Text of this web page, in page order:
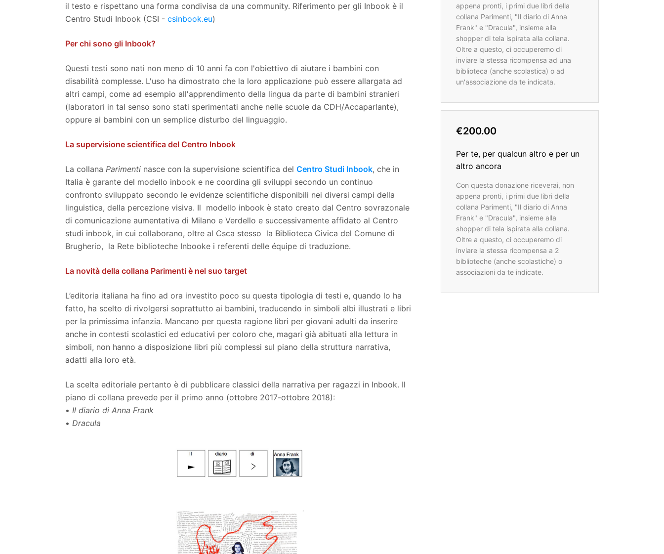
il testo e rispettano una forma condivisa da una community. Riferimento per gli Inbook è il
Centro Studi Inbook (CSI - csinbook.eu)
Per chi sono gli Inbook?
Questi testi sono nati non meno di 10 anni fa con l'obiettivo di aiutare i bambini con
disabilità complesse. L'uso ha dimostrato che la loro applicazione può essere allargata ad
altri campi, come ad esempio all'apprendimento della lingua da parte di bambini stranieri
(laboratori in tal senso sono stati sperimentati anche nelle scuole da CDH/Accaparlante),
oppure ai bambini con un semplice disturbo del linguaggio.
La supervisione scientifica del Centro Inbook
La collana Parimenti nasce con la supervisione scientifica del Centro Studi Inbook, che in
Italia è garante del modello inbook e ne coordina gli sviluppi secondo un continuo
confronto sviluppato secondo le evidenze scientifiche disponibili nei diversi campi della
linguistica, della percezione visiva. Il modello inbook è stato creato dal Centro sovrazonale
di comunicazione aumentativa di Milano e Verdello e successivamente affidato al Centro
studi inbook, in cui collaborano, oltre al Csca stesso la Biblioteca Civica del Comune di
Brugherio, la Rete biblioteche Inbooke i referenti delle équipe di traduzione.
La novità della collana Parimenti è nel suo target
L’editoria italiana ha fino ad ora investito poco su questa tipologia di testi e, quando lo ha
fatto, ha scelto di rivolgersi soprattutto ai bambini, traducendo in simboli albi illustrati e libri
per la primissima infanzia. Mancano per questa ragione libri per giovani adulti da inserire
anche in contesti scolastici ed educativi per coloro che, magari già abituati alla lettura in
simboli, non hanno a disposizione libri più complessi sul piano della struttura narrativa,
adatti alla loro età.
La scelta editoriale pertanto è di pubblicare classici della narrativa per ragazzi in Inbook. Il
piano di collana prevede per il primo anno (ottobre 2017-ottobre 2018):
• Il diario di Anna Frank
• Dracula
appena pronti, i primi due libri della
collana Parimenti, "Il diario di Anna
Frank" e "Dracula", insieme alla
shopper di tela ispirata alla collana.
Oltre a questo, ci occuperemo di
inviare la stessa ricompensa ad una
biblioteca (anche scolastica) o ad
un'associazione da te indicata.
€200.00
Per te, per qualcun altro e per un
altro ancora
Con questa donazione riceverai, non
appena pronti, i primi due libri della
collana Parimenti, "Il diario di Anna
Frank" e "Dracula", insieme alla
shopper di tela ispirata alla collana.
Oltre a questo, ci occuperemo di
inviare la stessa ricompensa a 2
biblioteche (anche scolastiche) o
associazioni da te indicate.